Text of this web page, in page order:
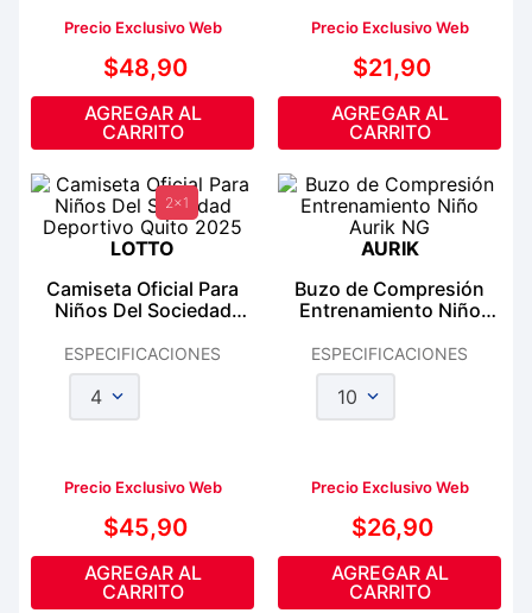
Precio Exclusivo Web
$48,90
AGREGAR AL
CARRITO
Precio Exclusivo Web
$21,90
AGREGAR AL
CARRITO
2x1
LOTTO
Camiseta Oficial Para
Niños Del Sociedad
ESPECIFICACIONES
4
Precio Exclusivo Web
$45,90
AGREGAR AL
CARRITO
AURIK
Buzo de Compresión
Entrenamiento Niño
ESPECIFICACIONES
10
Precio Exclusivo Web
$26,90
AGREGAR AL
CARRITO